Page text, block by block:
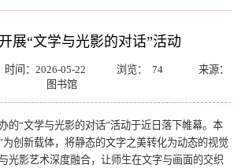
展“文学与光影的对话”活动
时间：2026-05-22 浏览： 74
来源：
图书馆
的“文学与光影的对话”活动于近日落下帷幕。本
为创新载体，将静态的文字之美转化为动态的视觉
光影艺术深度融合，让师生在文字与画面的交织